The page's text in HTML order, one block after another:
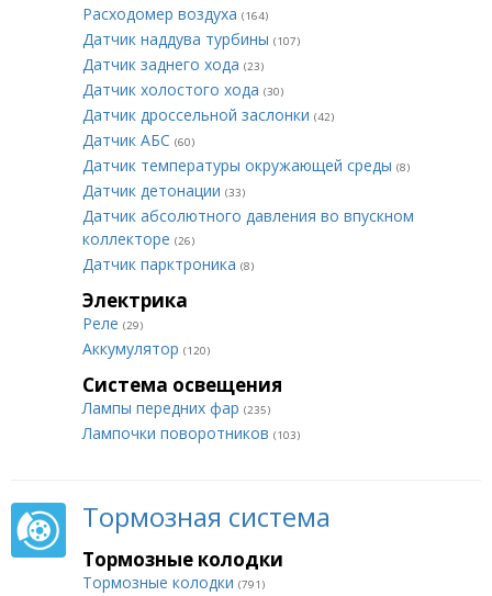
Расходомер воздуха (164)
Датчик наддува турбины (107)
Датчик заднего хода (23)
Датчик холостого хода (30)
Датчик дроссельной заслонки (42)
Датчик АБС (60)
Датчик температуры окружающей среды (8)
Датчик детонации (33)
Датчик абсолютного давления во впускном
коллекторе (26)
Датчик парктроника (8)
Электрика
Реле (29)
Аккумулятор (120)
Система освещения
Лампы передних фар (235)
Лампочки поворотников (103)
Тормозная система
Тормозные колодки
Тормозные колодки (791)